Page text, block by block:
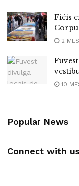
Fiéis
2
10
Popular News
Connect with us